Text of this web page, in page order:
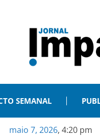
SEMANAL
maio 7, 2026, 4:20 pm